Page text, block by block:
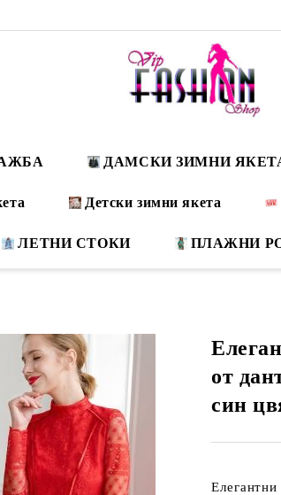
ДАМСКИ ЗИМНИ
Детски зимни якета
ЛЕТНИ СТОКИ ПЛАЖНИ
от
син